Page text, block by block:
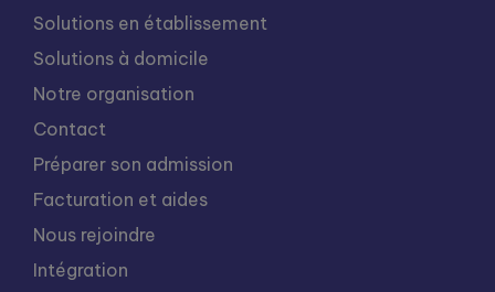
Solutions en établissement
Solutions à domicile
Notre organisation
Contact
Préparer son admission
Facturation et aides
Nous rejoindre
Intégration